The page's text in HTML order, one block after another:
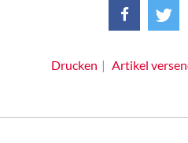
Drucken Artikel